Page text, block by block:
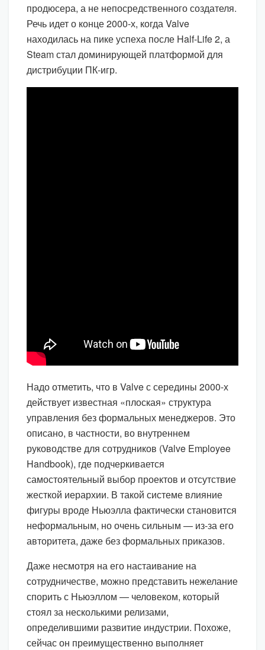
продюсера, а не непосредственного создателя.
Речь идет о конце 2000-х, когда Valve
находилась на пике успеха после Half-Life 2, а
Steam стал доминирующей платформой для
дистрибуции ПК-игр.
Надо отметить, что в Valve с середины 2000-х
действует известная «плоская» структура
управления без формальных менеджеров. Это
описано, в частности, во внутреннем
руководстве для сотрудников (Valve Employee
Handbook), где подчеркивается
самостоятельный выбор проектов и отсутствие
жесткой иерархии. В такой системе влияние
фигуры вроде Ньюэлла фактически становится
неформальным, но очень сильным — из-за его
авторитета, даже без формальных приказов.
Даже несмотря на его настаивание на
сотрудничестве, можно представить нежелание
спорить с Ньюэллом — человеком, который
стоял за несколькими релизами,
определившими развитие индустрии. Похоже,
сейчас он преимущественно выполняет